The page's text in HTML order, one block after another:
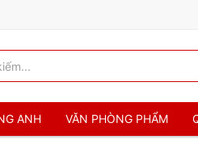
ANH VĂN PHÒNG PHẨM